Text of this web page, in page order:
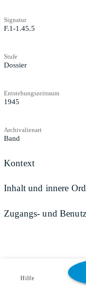
Signatur
F.1-1.45.5
Stufe
Dossier
Entstehungszeitraum
1945
Archivalienart
Band
Kontext
Inhalt und innere
Zugangs- und
Hilfe